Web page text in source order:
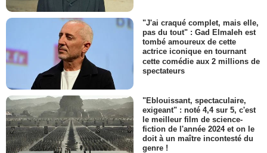
"J'ai craqué complet, mais elle,
pas du tout" : Gad Elmaleh est
tombé amoureux de cette
actrice iconique en tournant
cette comédie aux 2 millions de
spectateurs
"Eblouissant, spectaculaire,
exigeant" : noté 4,4 sur 5, c'est
le meilleur film de science-
fiction de l'année 2024 et on le
doit à un maître incontesté du
genre !